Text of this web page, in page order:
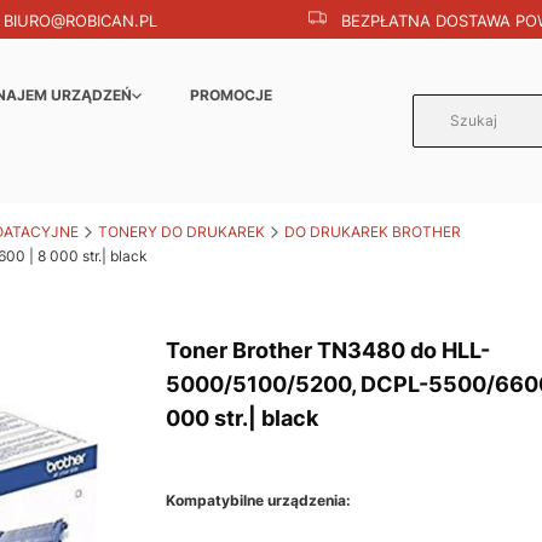
BEZPŁATNA DOSTAWA
URZĄDZEŃ
PROMOCJE
TONERY DO DRUKAREK
DO DRUKAREK BROTHER
| 8 000 str.| black
Toner Brother TN3480 do HLL-
5000/5100/5200, DCPL-5500/
000 str.| black
Kompatybilne urządzenia: